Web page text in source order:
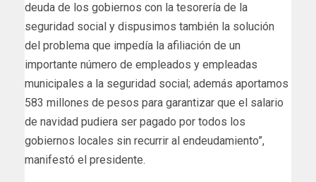
deuda de los gobiernos con la tesorería de la
seguridad social y dispusimos también la solución
del problema que impedía la afiliación de un
importante número de empleados y empleadas
municipales a la seguridad social; además aportamos
583 millones de pesos para garantizar que el salario
de navidad pudiera ser pagado por todos los
gobiernos locales sin recurrir al endeudamiento”,
manifestó el presidente.